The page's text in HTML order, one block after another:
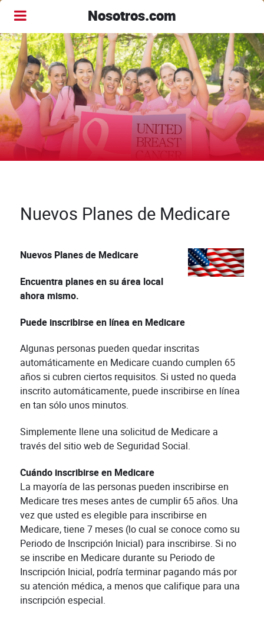
Nosotros.com
Nuevos Planes de Medicare
Nuevos Planes de Medicare
Encuentra planes en su área local
ahora mismo.
Puede inscribirse en línea en Medicare
Algunas personas pueden quedar inscritas
automáticamente en Medicare cuando cumplen 65
años si cubren ciertos requisitos. Si usted no queda
inscrito automáticamente, puede inscribirse en línea
en tan sólo unos minutos.
Simplemente llene una solicitud de Medicare a
través del sitio web de Seguridad Social.
Cuándo inscribirse en Medicare
La mayoría de las personas pueden inscribirse en
Medicare tres meses antes de cumplir 65 años. Una
vez que usted es elegible para inscribirse en
Medicare, tiene 7 meses (lo cual se conoce como su
Periodo de Inscripción Inicial) para inscribirse. Si no
se inscribe en Medicare durante su Periodo de
Inscripción Inicial, podría terminar pagando más por
su atención médica, a menos que califique para una
inscripción especial.